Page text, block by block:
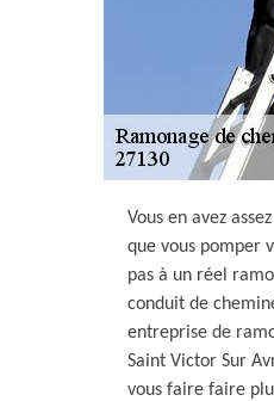
Vous en avez
que vous pomper
pas à un réel
conduit de
entreprise de
Saint Victor Sur
vous faire faire